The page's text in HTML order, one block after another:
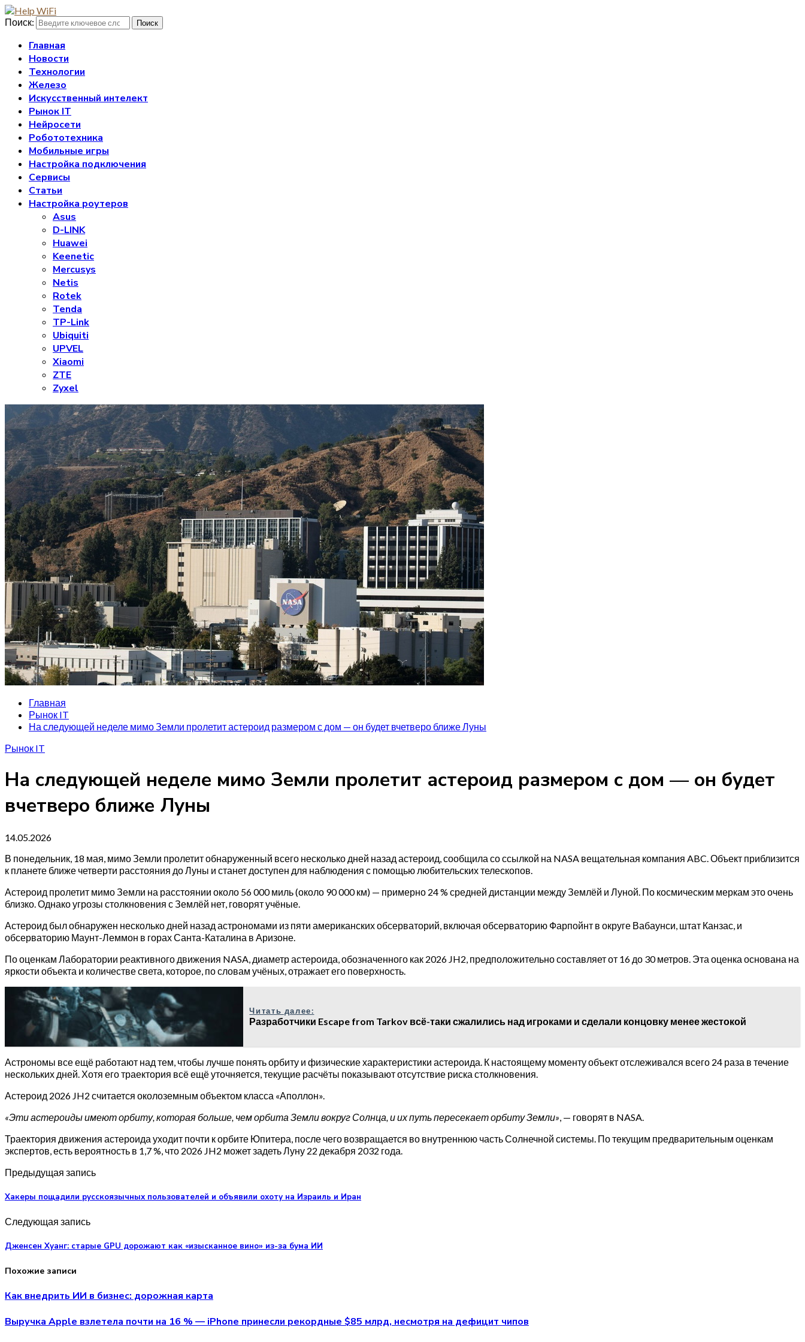
Поиск: Поиск
Главная
Новости
Технологии
Железо
Искусственный интелект
Рынок IT
Нейросети
Робототехника
Мобильные игры
Настройка подключения
Сервисы
Статьи
Настройка роутеров
Asus
D-LINK
Huawei
Keenetic
Mercusys
Netis
Rotek
Tenda
TP-Link
Ubiquiti
UPVEL
Xiaomi
ZTE
Zyxel
Главная
Рынок IT
На следующей неделе мимо Земли пролетит астероид размером с дом — он будет вчетверо ближе Луны
Рынок IT
На следующей неделе мимо Земли пролетит астероид размером с дом — он будет
вчетверо ближе Луны
14.05.2026
В понедельник, 18 мая, мимо Земли пролетит обнаруженный всего несколько дней назад астероид, сообщила со ссылкой на NASA вещательная компания ABC. Объект приблизится
к планете ближе четверти расстояния до Луны и станет доступен для наблюдения с помощью любительских телескопов.
Астероид пролетит мимо Земли на расстоянии около 56 000 миль (около 90 000 км) — примерно 24 % средней дистанции между Землёй и Луной. По космическим меркам это очень
близко. Однако угрозы столкновения с Землёй нет, говорят учёные.
Астероид был обнаружен несколько дней назад астрономами из пяти американских обсерваторий, включая обсерваторию Фарпойнт в округе Вабаунси, штат Канзас, и
обсерваторию Маунт-Леммон в горах Санта-Каталина в Аризоне.
По оценкам Лаборатории реактивного движения NASA, диаметр астероида, обозначенного как 2026 JH2, предположительно составляет от 16 до 30 метров. Эта оценка основана на
яркости объекта и количестве света, которое, по словам учёных, отражает его поверхность.
Читать далее:
Разработчики Escape from Tarkov всё-таки сжалились над игроками и сделали концовку менее жестокой
Астрономы все ещё работают над тем, чтобы лучше понять орбиту и физические характеристики астероида. К настоящему моменту объект отслеживался всего 24 раза в течение
нескольких дней. Хотя его траектория всё ещё уточняется, текущие расчёты показывают отсутствие риска столкновения.
Астероид 2026 JH2 считается околоземным объектом класса «Аполлон».
«Эти астероиды имеют орбиту, которая больше, чем орбита Земли вокруг Солнца, и их путь пересекает орбиту Земли», — говорят в NASA.
Траектория движения астероида уходит почти к орбите Юпитера, после чего возвращается во внутреннюю часть Солнечной системы. По текущим предварительным оценкам
экспертов, есть вероятность в 1,7 %, что 2026 JH2 может задеть Луну 22 декабря 2032 года.
Предыдущая запись
Хакеры пощадили русскоязычных пользователей и объявили охоту на Израиль и Иран
Следующая запись
Дженсен Хуанг: старые GPU дорожают как «изысканное вино» из-за бума ИИ
Похожие записи
Как внедрить ИИ в бизнес: дорожная карта
Выручка Apple взлетела почти на 16 % — iPhone принесли рекордные $85 млрд, несмотря на дефицит чипов